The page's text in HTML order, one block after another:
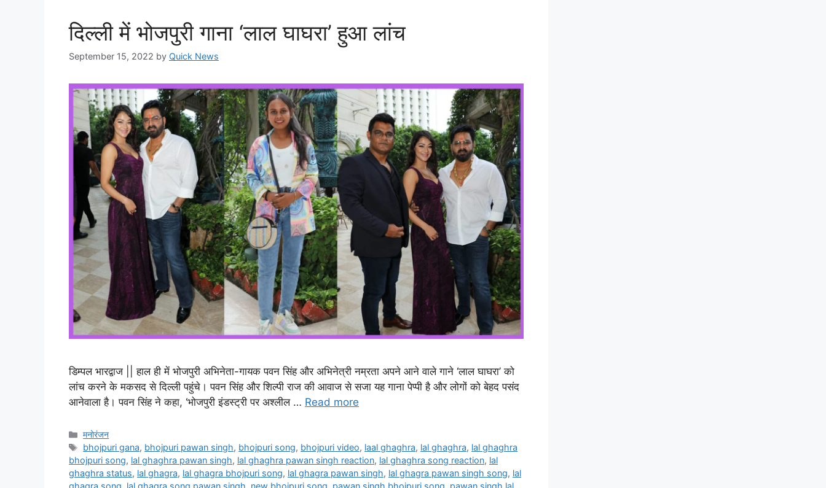
दिल्ली में भोजपुरी गाना ‘लाल घाघरा’ हुआ लांच
September 15, 2022 by Quick News
डिम्पल भारद्वाज || हाल ही में भोजपुरी अभिनेता-गायक पवन सिंह और अभिनेत्री नम्रता अपने आने वाले गाने ‘लाल घाघरा’ को
लांच करने के मकसद से दिल्ली पहुंचे। पवन सिंह और शिल्पी राज की आवाज से सजा यह गाना पेप्पी है और लोगों को बेहद पसंद
आनेवाला है। पवन सिंह ने कहा, ‘भोजपुरी इंडस्ट्री पर अश्लील … Read more
मनोरंजन
bhojpuri gana, bhojpuri pawan singh, bhojpuri song, bhojpuri video, laal ghaghra, lal ghaghra, lal ghaghra
bhojpuri song, lal ghaghra pawan singh, lal ghaghra pawan singh reaction, lal ghaghra song reaction, lal
ghaghra status, lal ghagra, lal ghagra bhojpuri song, lal ghagra pawan singh, lal ghagra pawan singh song, lal